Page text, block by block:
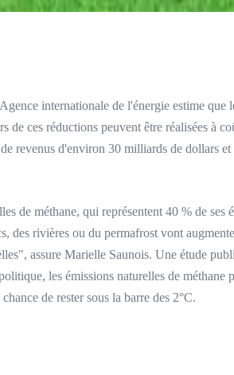
internationale de l'énergie estime que
de ces réductions peuvent être réalisées à
revenus d'environ 30 milliards de dollars
de méthane, qui représentent 40 % de ses
des rivières ou du permafrost vont
assure Marielle Saunois. Une étude
les émissions naturelles de méthane
de rester sous la barre des 2°C.